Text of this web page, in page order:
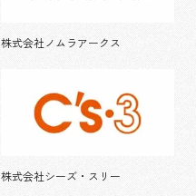
株式会社ノムラアークス
株式会社シーズ・スリー